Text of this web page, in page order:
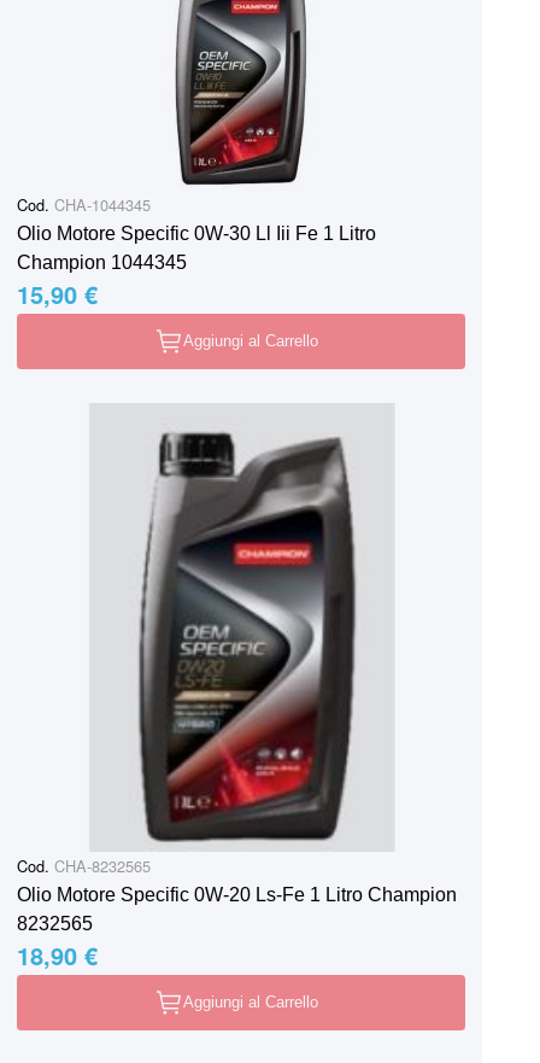
Cod. CHA-1044345
Olio Motore Specific 0W-30 Ll Iii Fe 1 Litro
Champion 1044345
15,90 €
Aggiungi al Carrello
Cod. CHA-8232565
Olio Motore Specific 0W-20 Ls-Fe 1 Litro Champion
8232565
18,90 €
Aggiungi al Carrello